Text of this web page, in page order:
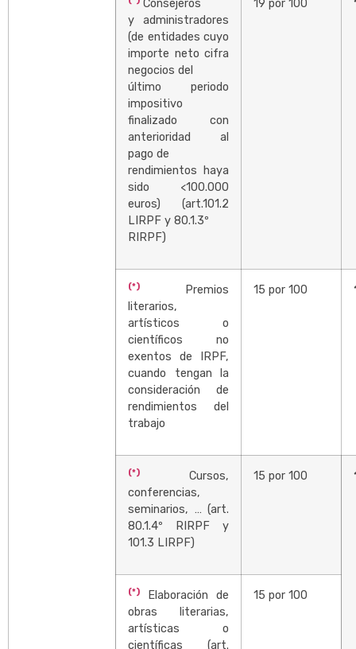
Consejeros
y administradores
(de entidades cuyo
importe neto cifra
negocios del
último periodo
impositivo
finalizado con
anterioridad al
pago de
rendimientos haya
sido <100.000
euros) (art.101.2
LIRPF y 80.1.3º
RIRPF)
19 por 100
(*)
Premios
literarios,
artísticos o
científicos no
exentos de IRPF,
cuando tengan la
consideración de
rendimientos del
trabajo
15 por 100
(*)
Cursos,
conferencias,
seminarios, … (art.
80.1.4º RIRPF y
101.3 LIRPF)
15 por 100
(*)
Elaboración de
obras literarias,
artísticas o
científicas (art.
15 por 100